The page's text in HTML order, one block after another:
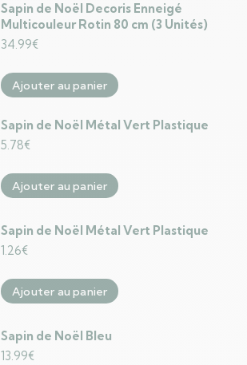
Sapin de Noël Decoris Enneigé
Multicouleur Rotin 80 cm (3 Unités)
34.99€
Ajouter au panier
Sapin de Noël Métal Vert Plastique
5.78€
Ajouter au panier
Sapin de Noël Métal Vert Plastique
1.26€
Ajouter au panier
Sapin de Noël Bleu
13.99€